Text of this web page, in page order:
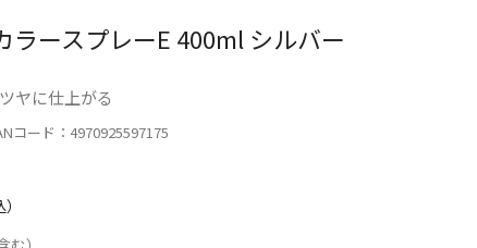
ラースプレーE 400ml シルバー
ヤに仕上がる
コード：4970925597175